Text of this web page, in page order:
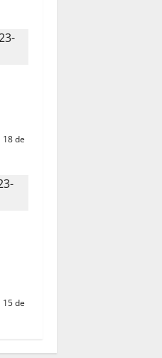
18 de
15 de